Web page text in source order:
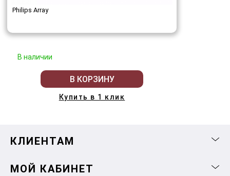
Philips Array
В наличии
В КОРЗИНУ
Купить в 1 клик
КЛИЕНТАМ
МОЙ КАБИНЕТ